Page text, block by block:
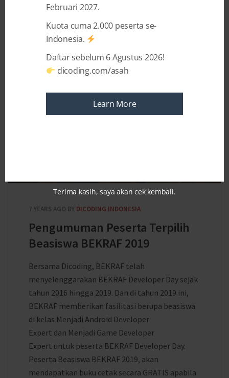
Recent Posts
7 YEARS AGO BY DICODING INDONESIA
Pengumuman Peserta Terpilih
Beasiswa BEKRAF 2019
Bersama Dicoding, BEKRAF telah
menyelenggarakan BEKRAF Developer Day sejak
tahun 2016 hingga 2019. Dan di tahun 2019 ini,
BEKRAF memberikan fasilitasi berupa beasiswa
di kelas Menjadi Android Developer
Expert dan Menjadi Game Developer
Expert untuk peserta BEKRAF Developer Day.
Peserta Beasiswa BEKRAF 2019, akan
mendapatkan buku cetak secara GRATIS apabila
Februari 2027.
Kuota cuma 2.000 peserta se-
Indonesia.
Daftar sebelum 6 Agustus 2026!
dicoding.com/asah
Learn More
Terima kasih, saya akan cek kembali.